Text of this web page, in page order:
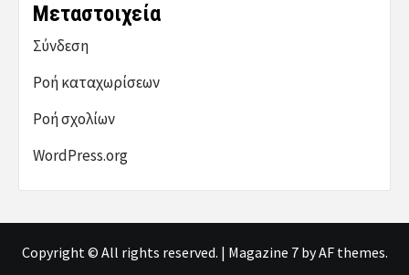
Μεταστοιχεία
Σύνδεση
Ροή καταχωρίσεων
Ροή σχολίων
WordPress.org
Copyright © All rights reserved. | Magazine 7by AF themes.